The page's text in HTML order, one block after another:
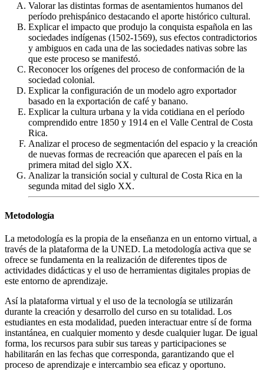
Valorar las distintas formas de asentamientos humanos del
período prehispánico destacando el aporte histórico cultural.
Explicar el impacto que produjo la conquista española en las
sociedades indígenas (1502-1569), sus efectos contradictorios
y ambiguos en cada una de las sociedades nativas sobre las
que este proceso se manifestó.
Reconocer los orígenes del proceso de conformación de la
sociedad colonial.
Explicar la configuración de un modelo agro exportador
basado en la exportación de café y banano.
Explicar la cultura urbana y la vida cotidiana en el período
comprendido entre 1850 y 1914 en el Valle Central de Costa
Rica.
Analizar el proceso de segmentación del espacio y la creación
de nuevas formas de recreación que aparecen el país en la
primera mitad del siglo XX.
Analizar la transición social y cultural de Costa Rica en la
segunda mitad del siglo XX.
Metodología
La metodología es la propia de la enseñanza en un entorno virtual, a
través de la plataforma de la UNED. La metodología activa que se
ofrece se fundamenta en la realización de diferentes tipos de
actividades didácticas y el uso de herramientas digitales propias de
este entorno de aprendizaje.
Así la plataforma virtual y el uso de la tecnología se utilizarán
durante la creación y desarrollo del curso en su totalidad. Los
estudiantes en esta modalidad, pueden interactuar entre sí de forma
instantánea, en cualquier momento y desde cualquier lugar. De igual
forma, los recursos para subir sus tareas y participaciones se
habilitarán en las fechas que corresponda, garantizando que el
proceso de aprendizaje e intercambio sea eficaz y oportuno.